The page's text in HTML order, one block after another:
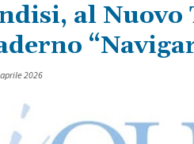
al Nuovo
2026